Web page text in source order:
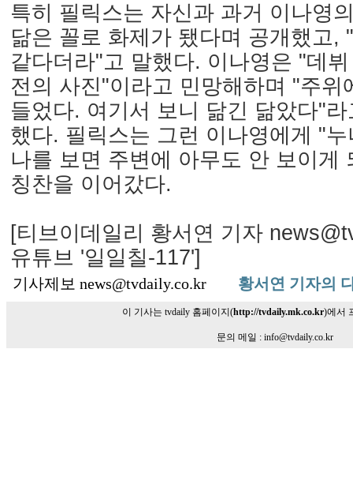
특히 필릭스는 자신과 과거 이나영
닮은 꼴로 화제가 됐다며 공개했고,
같다더라"고 말했다. 이나영은 "데
전의 사진"이라고 민망해하며 "주위
들었다. 여기서 보니 닮긴 닮았다"
했다. 필릭스는 그런 이나영에게 "
나를 보면 주변에 아무도 안 보이게
칭찬을 이어갔다.
[티브이데일리 황서연 기자
유튜브 '일일칠-117']
기사제보 news@tvdaily.co.kr 황서연 기자의
이 기사는 tvdaily 홈페이지(http://tvdaily.mk.co.kr)에서
문의 메일 : info@tvdaily.co.kr